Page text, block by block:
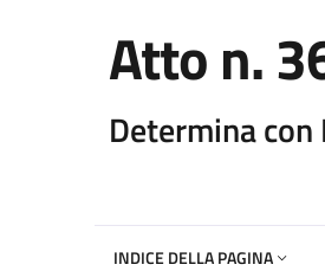
Atto n.
Determina
INDICE DELLA PAGINA